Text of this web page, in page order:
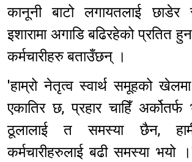
कानूनी बाटो लगायतलाई छाडेर
इशारामा अगाडि बढिरहेको प्रतित
कर्मचारीहरु बताउँछन् ।
'हाम्रो नेतृत्व स्वार्थ समूहको
एकातिर छ, प्रहार चाहिँ
ठूलालाई त समस्या छैन,
कर्मचारीहरुलाई बढी समस्या भयो